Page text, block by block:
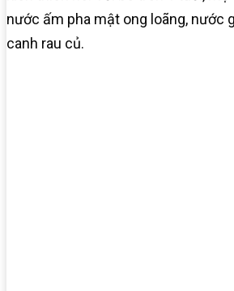
nước ấm pha mật ong loãng, nước
canh rau củ.